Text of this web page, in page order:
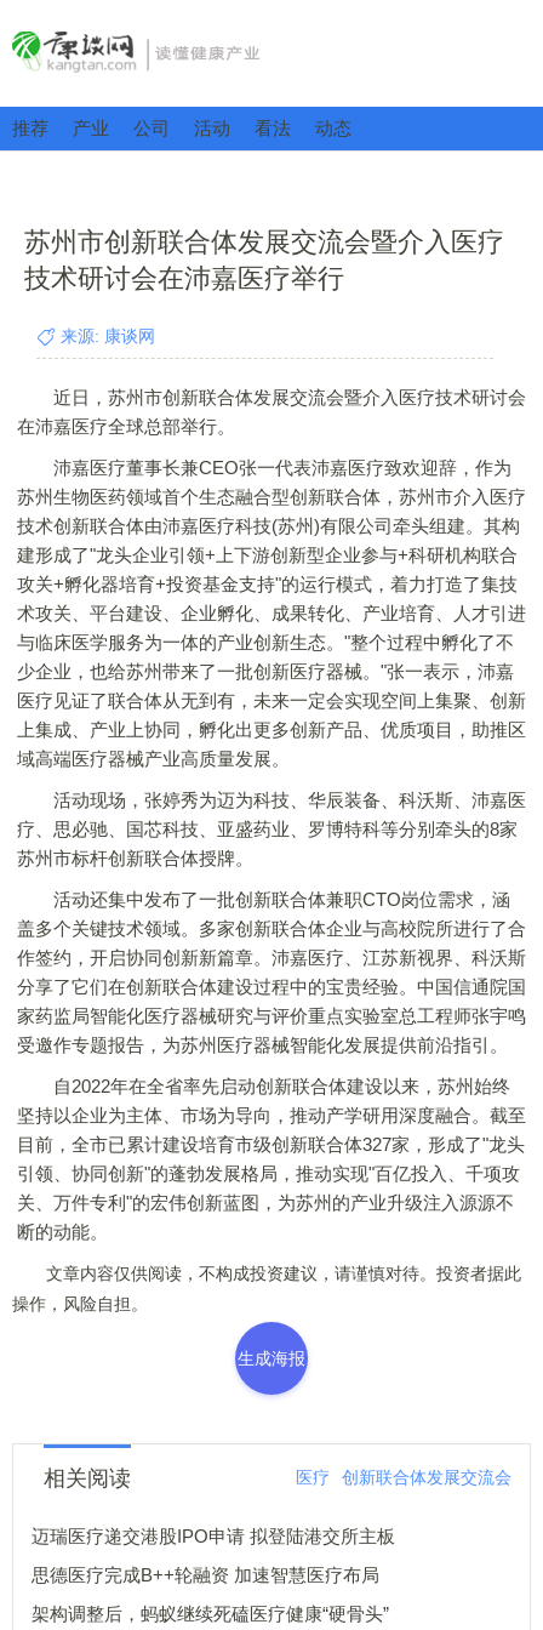
推荐 产业 公司 活动 看法 动态
苏州市创新联合体发展交流会暨介入医疗
技术研讨会在沛嘉医疗举行
来源: 康谈网
近日，苏州市创新联合体发展交流会暨介入医疗技术研讨会
在沛嘉医疗全球总部举行。
沛嘉医疗董事长兼CEO张一代表沛嘉医疗致欢迎辞，作为
苏州生物医药领域首个生态融合型创新联合体，苏州市介入医疗
技术创新联合体由沛嘉医疗科技(苏州)有限公司牵头组建。其构
建形成了"龙头企业引领+上下游创新型企业参与+科研机构联合
攻关+孵化器培育+投资基金支持"的运行模式，着力打造了集技
术攻关、平台建设、企业孵化、成果转化、产业培育、人才引进
与临床医学服务为一体的产业创新生态。"整个过程中孵化了不
少企业，也给苏州带来了一批创新医疗器械。"张一表示，沛嘉
医疗见证了联合体从无到有，未来一定会实现空间上集聚、创新
上集成、产业上协同，孵化出更多创新产品、优质项目，助推区
域高端医疗器械产业高质量发展。
活动现场，张婷秀为迈为科技、华辰装备、科沃斯、沛嘉医
疗、思必驰、国芯科技、亚盛药业、罗博特科等分别牵头的8家
苏州市标杆创新联合体授牌。
活动还集中发布了一批创新联合体兼职CTO岗位需求，涵
盖多个关键技术领域。多家创新联合体企业与高校院所进行了合
作签约，开启协同创新新篇章。沛嘉医疗、江苏新视界、科沃斯
分享了它们在创新联合体建设过程中的宝贵经验。中国信通院国
家药监局智能化医疗器械研究与评价重点实验室总工程师张宇鸣
受邀作专题报告，为苏州医疗器械智能化发展提供前沿指引。
自2022年在全省率先启动创新联合体建设以来，苏州始终
坚持以企业为主体、市场为导向，推动产学研用深度融合。截至
目前，全市已累计建设培育市级创新联合体327家，形成了"龙头
引领、协同创新"的蓬勃发展格局，推动实现"百亿投入、千项攻
关、万件专利"的宏伟创新蓝图，为苏州的产业升级注入源源不
断的动能。
文章内容仅供阅读，不构成投资建议，请谨慎对待。投资者据此
操作，风险自担。
生成海报
相关阅读 医疗 创新联合体发展交流会
迈瑞医疗递交港股IPO申请 拟登陆港交所主板
思德医疗完成B++轮融资 加速智慧医疗布局
架构调整后，蚂蚁继续死磕医疗健康“硬骨头”